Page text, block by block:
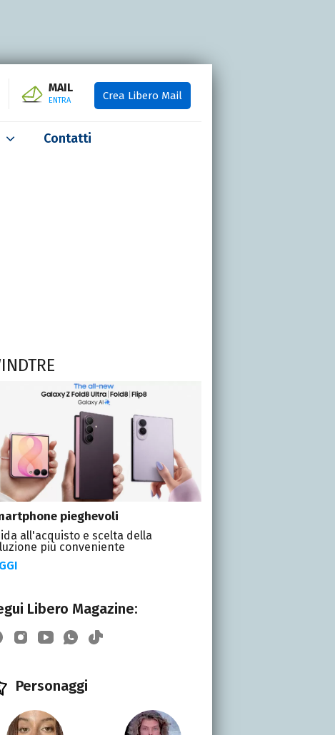
MAIL
ENTRA Crea Libero Mail
Contatti
pieghevoli
all'acquisto e scelta della
più conveniente
Libero Magazine:
Personaggi